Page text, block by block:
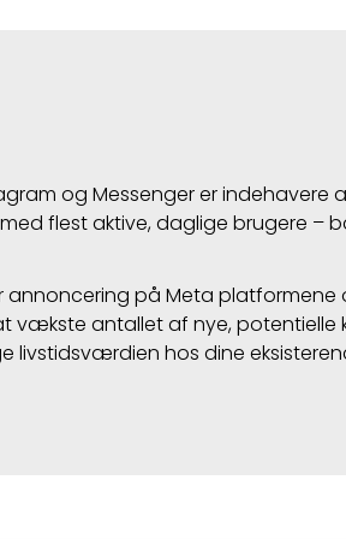
og Messenger er indehavere
flest aktive, daglige brugere –
annoncering på Meta platformene
vækste antallet af nye, potentielle
livstidsværdien hos dine